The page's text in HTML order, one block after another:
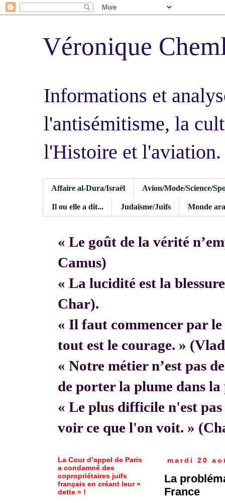
Véronique
Informations et
l'antisémitisme, la
l'Histoire et l'aviation.
Affaire al-Dura/Israël Avion/Mode/Science/
Il ou elle a dit... Judaïsme/Juifs Monde
« Le goût de la vérité
Camus)
« La lucidité est la
Char).
« Il faut commencer par le
tout est le courage. »
« Notre métier n’est pas
de porter la plume dans
« Le plus difficile n'est
voir ce que l'on voit. »
mardi 20
La
France
La Cour d’appel de Paris
a condamné des
copropriétaires juifs
français en créant leur «
dette » !